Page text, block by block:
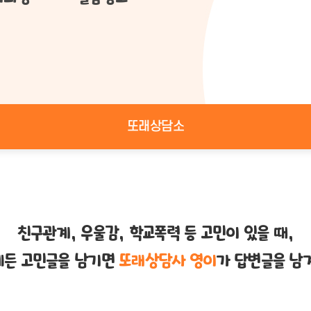
또래상담소
친구관계, 우울감, 학교폭력 등 고민이 있을 때,
고민글을 남기면 또래상담사 영이가 답변글을 남